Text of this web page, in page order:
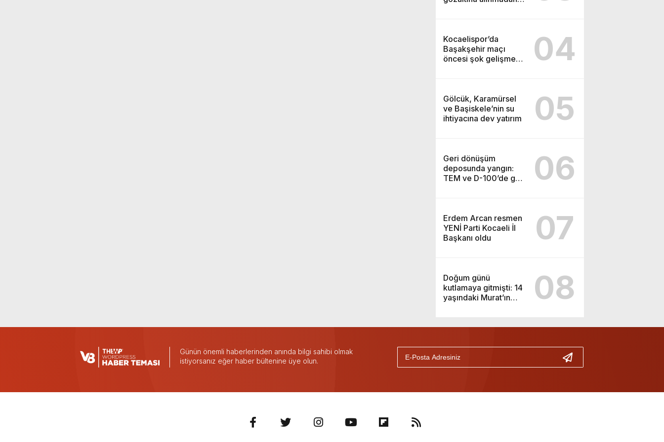
Kocaelispor’da
Başakşehir maçı
öncesi şok gelişme:
04
Gölcük, Karamürsel
ve Başiskele’nin su
ihtiyacına dev yatırım
05
Geri dönüşüm
deposunda yangın:
TEM ve D-100’de göz
06
Erdem Arcan resmen
YENİ Parti Kocaeli İl
Başkanı oldu
07
Doğum günü
kutlamaya gitmişti: 14
yaşındaki Murat’ın
08
Günün önemli haberlerinden anında bilgi sahibi olmak
istiyorsanız eğer haber bültenine üye olun.